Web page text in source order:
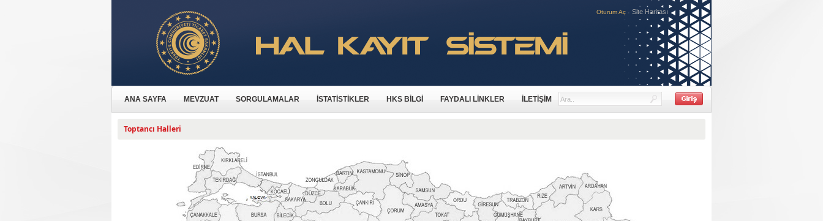
Oturum Aç Site Haritası
ANA SAYFA MEVZUAT SORGULAMALAR İSTATİSTİKLER HKS BİLGİ FAYDALI LİNKLER İLETİŞİM
Toptancı Halleri